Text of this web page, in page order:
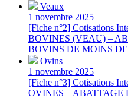
Veaux
1 novembre 2025
[Fiche n°2] Cotisations
BOVINES (VEAU) –
BOVINS DE MOINS
Ovins
1 novembre 2025
[Fiche n°3] Cotisations
OVINES – ABATTAGE